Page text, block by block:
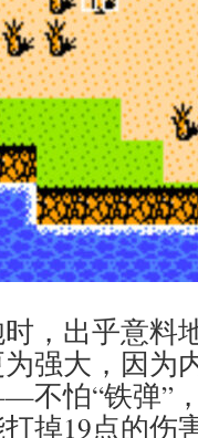
，出乎意料
强大，因为
不怕“铁弹”
掉19点的伤